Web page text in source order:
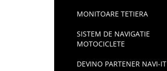
MONITOARE TETIERA
SISTEM DE NAVIGATIE
MOTOCICLETE
DEVINO PARTENER NAVI-IT